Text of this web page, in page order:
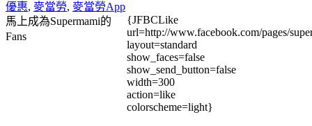
優惠, 麥當勞, 麥當勞App
馬上成為Supermami的
Fans
{JFBCLike
url=http://www.facebook.com/pages/
layout=standard
show_faces=false
show_send_button=false
width=300
action=like
colorscheme=light}